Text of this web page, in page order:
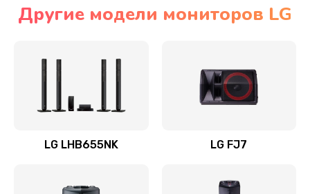
Ремонт / замена кнопок, клавиш, индикаторов,
Другие модели мониторов LG
LG LHB655NK LG FJ7